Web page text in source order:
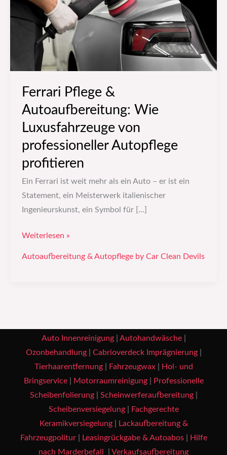
Ferrari Pflege &
Autoaufbereitung: Wie
Luxusfahrzeuge von
professioneller Autopflege
profitieren
Ein Ferrari ist weit mehr als ein Auto – er ist ein
Statement, ein Meisterwerk italienischer
Ingenieurskunst, ein Symbol für […]
Luxusfahrzeuge
von
professioneller
Autopflege
profitieren
Weiterlesen »
Autoaufbereitung & Autopflege by Car Clean Devils
Auto Innenreinigung| Autohandwäsche|
Ozonbehandlung| Cabrioverdeck Imprägnierung|
Tierhaarentfernung| Fahrzeugwax|
Hol- und
Bringservice| Motorraumreinigung|
Professionelle
Scheibenfolierung| Scheinwerferaufbereitung|
Scheibenversiegelung|
Fachgerechte
Keramikversiegelung|
Lackaufbereitung &
Fahrzeugpolitur| Leasingrückgabe & Autoabos|
Hilfe
nach Marderbefall
Verkaufsaufbereitung